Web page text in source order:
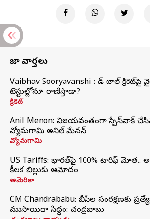
తాజా వార్తలు
Vaibhav Sooryavanshi : రెడ్ బాల్
టెస్టుల్లోనూ రాణిస్తాడా?
క్రికెట్
Anil Menon: విజయవంతంగా స్పేస్‌వాక్‌
వ్యోమగామి అనిల్‌ మేనన్
వ్యోమగామి
US Tariffs: భారత్‌పై 100% టారిఫ్‌ మోత..
కీలక బిల్లుకు ఆమోదం
అమెరికా
CM Chandrababu: బీసీల సంరక్షణకు
ముసాయిదా సిద్ధం: చంద్రబాబు